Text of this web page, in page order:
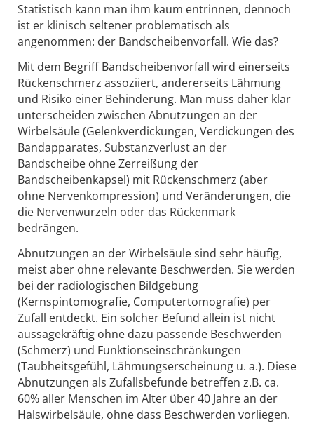
Statistisch kann man ihm kaum entrinnen, dennoch
ist er klinisch seltener problematisch als
angenommen: der Bandscheibenvorfall. Wie das?
Mit dem Begriff Bandscheibenvorfall wird einerseits
Rückenschmerz assoziiert, andererseits Lähmung
und Risiko einer Behinderung. Man muss daher klar
unterscheiden zwischen Abnutzungen an der
Wirbelsäule (Gelenkverdickungen, Verdickungen des
Bandapparates, Substanzverlust an der
Bandscheibe ohne Zerreißung der
Bandscheibenkapsel) mit Rückenschmerz (aber
ohne Nervenkompression) und Veränderungen, die
die Nervenwurzeln oder das Rückenmark
bedrängen.
Abnutzungen an der Wirbelsäule sind sehr häufig,
meist aber ohne relevante Beschwerden. Sie werden
bei der radiologischen Bildgebung
(Kernspintomografie, Computertomografie) per
Zufall entdeckt. Ein solcher Befund allein ist nicht
aussagekräftig ohne dazu passende Beschwerden
(Schmerz) und Funktionseinschränkungen
(Taubheitsgefühl, Lähmungserscheinung u. a.). Diese
Abnutzungen als Zufallsbefunde betreffen z.B. ca.
60% aller Menschen im Alter über 40 Jahre an der
Halswirbelsäule, ohne dass Beschwerden vorliegen.